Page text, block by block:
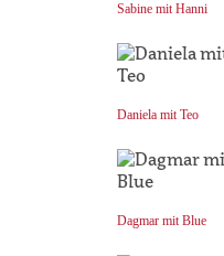
Sabine mit Hanni
Daniela mit Teo
Dagmar mit Blue